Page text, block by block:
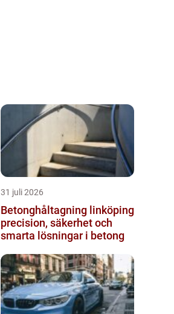
31 juli 2026
Betonghåltagning linköping
precision, säkerhet och
smarta lösningar i betong